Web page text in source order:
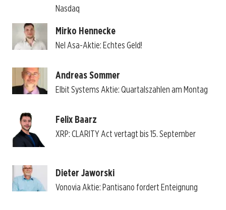
Nasdaq
Mirko Hennecke
Nel Asa-Aktie: Echtes Geld!
Andreas Sommer
Elbit Systems Aktie: Quartalszahlen am Montag
Felix Baarz
XRP: CLARITY Act vertagt bis 15. September
Dieter Jaworski
Vonovia Aktie: Pantisano fordert Enteignung